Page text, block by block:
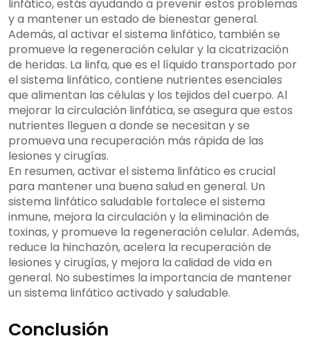
linfático, estás ayudando a prevenir estos problemas
y a mantener un estado de bienestar general.
Además, al activar el sistema linfático, también se
promueve la regeneración celular y la cicatrización
de heridas. La linfa, que es el líquido transportado por
el sistema linfático, contiene nutrientes esenciales
que alimentan las células y los tejidos del cuerpo. Al
mejorar la circulación linfática, se asegura que estos
nutrientes lleguen a donde se necesitan y se
promueva una recuperación más rápida de las
lesiones y cirugías.
En resumen, activar el sistema linfático es crucial
para mantener una buena salud en general. Un
sistema linfático saludable fortalece el sistema
inmune, mejora la circulación y la eliminación de
toxinas, y promueve la regeneración celular. Además,
reduce la hinchazón, acelera la recuperación de
lesiones y cirugías, y mejora la calidad de vida en
general. No subestimes la importancia de mantener
un sistema linfático activado y saludable.
Conclusión